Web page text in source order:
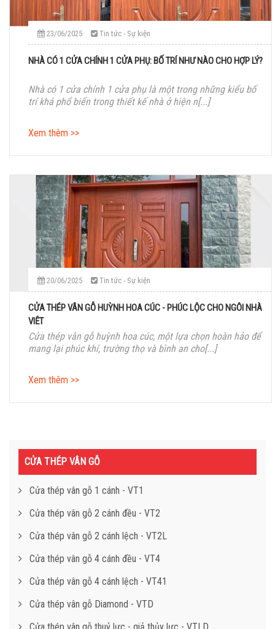
23/06/2025 Tin tức - Sự kiện
NHÀ CÓ 1 CỬA CHÍNH 1 CỬA PHỤ: BỐ TRÍ NHƯ NÀO CHO HỢP LÝ?
Nhà có 1 cửa chính 1 cửa phụ là một trong những kiểu bố
trí khá phổ biến trong thiết kế nhà ở hiện n[...]
Xem thêm >>
20/06/2025 Tin tức - Sự kiện
CỬA THÉP VÂN GỖ HUỲNH HOA CÚC - PHÚC LỘC CHO NGÔI NHÀ
VIỆT
Cửa thép vân gỗ huỳnh hoa cúc, một lựa chọn hoàn hảo để
mang lại phúc khí, trường thọ và bình an cho[...]
Xem thêm >>
CỬA THÉP VÂN GỖ
Cửa thép vân gỗ 1 cánh - VT1
Cửa thép vân gỗ 2 cánh đều - VT2
Cửa thép vân gỗ 2 cánh lệch - VT2L
Cửa thép vân gỗ 4 cánh đều - VT4
Cửa thép vân gỗ 4 cánh lệch - VT41
Cửa thép vân gỗ Diamond - VTD